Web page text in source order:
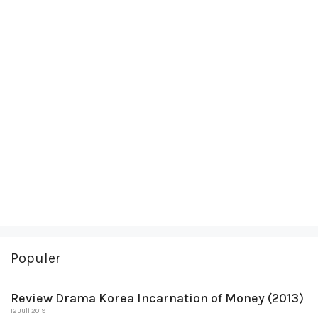
Populer
Review Drama Korea Incarnation of Money (2013)
12 Juli 2019